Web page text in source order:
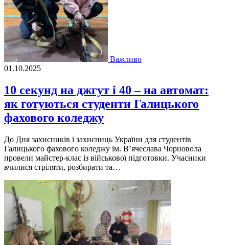
Важливо
01.10.2025
10 секунд на джгут і 40 – на автомат:
як готуються студенти Галицького
фахового коледжу
До Дня захисників і захисниць України для студентів
Галицького фахового коледжу ім. Вʼячеслава Чорновола
провели майстер-клас із військової підготовки. Учасники
вчилися стріляти, розбирати та…